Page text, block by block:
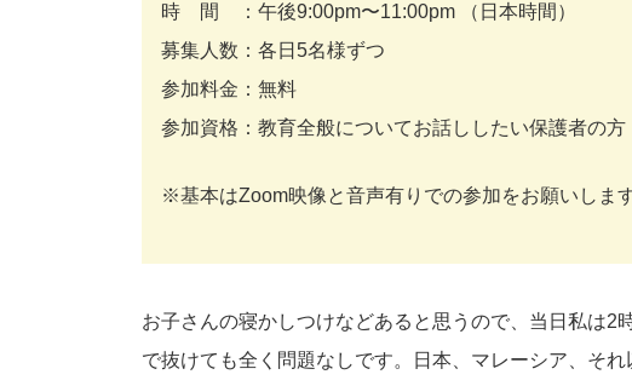
時 間 ：午後9:00pm〜11:00pm （日本時間）
募集人数：各日5名様ずつ
参加料金：無料
参加資格：教育全般についてお話ししたい保護者の方
※基本はZoom映像と音声有りでの参加をお願いしま
お子さんの寝かしつけなどあると思うので、当日私は2
で抜けても全く問題なしです。日本、マレーシア、そ